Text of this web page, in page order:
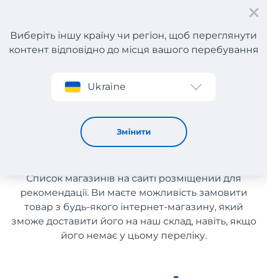
Реєстрація
Виберіть іншу країну чи регіон, щоб переглянути
контент відповідно до місця вашого перебування
Ukraine
Змінити
Жіночі та чоловічі аксесуари з Польщі
Жіночі та чоловічі аксесуари
з Польщі
Список магазинів на сайті розміщений для
рекомендації. Ви маєте можливість замовити
товар з будь-якого інтернет-магазину, який
зможе доставити його на наш склад, навіть, якщо
його немає у цьому переліку.